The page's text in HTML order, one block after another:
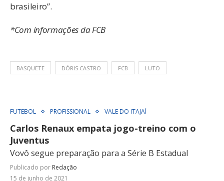
brasileiro”.
*Com informações da FCB
BASQUETE DÓRIS CASTRO FCB LUTO
FUTEBOL PROFISSIONAL VALE DO ITAJAÍ
Carlos Renaux empata jogo-treino com o
Juventus
Vovô segue preparação para a Série B Estadual
Publicado por Redação
15 de junho de 2021